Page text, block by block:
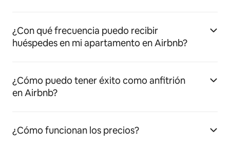
¿Con qué frecuencia puedo recibir
huéspedes en mi apartamento en Airbnb?
¿Cómo puedo tener éxito como anfitrión
en Airbnb?
¿Cómo funcionan los precios?